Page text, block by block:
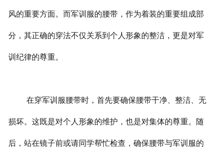
新闻动态
风的重要方面。而军训服的腰带，作为着装的重要组成部
分，其正确的穿法不仅关系到个人形象的整洁，更是对军
训纪律的尊重。
在穿军训服腰带时，首先要确保腰带干净、整洁、无
损坏。这既是对个人形象的维护，也是对集体的尊重。随
后，站在镜子前或请同学帮忙检查，确保腰带与军训服的